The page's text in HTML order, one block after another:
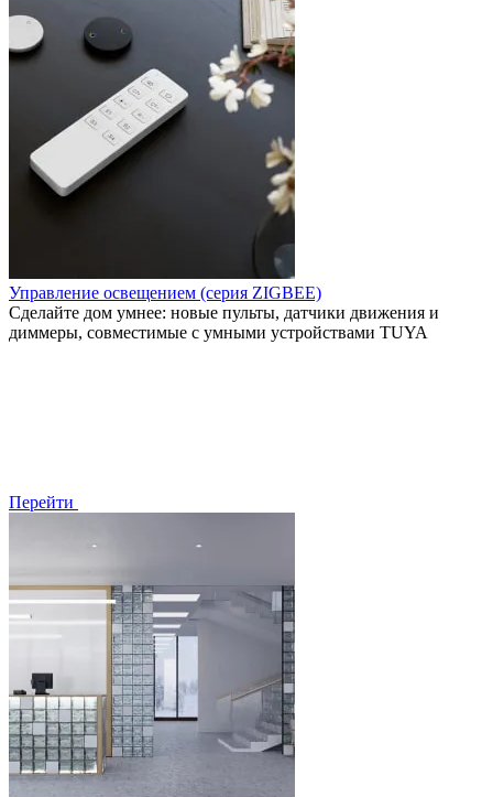
Управление освещением (серия ZIGBEE)
Сделайте дом умнее: новые пульты, датчики движения и
диммеры, совместимые с умными устройствами TUYA
Перейти